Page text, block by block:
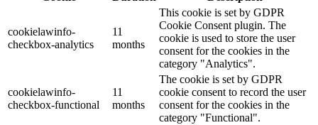
cookielawinfo-
checkbox-analytics
11
months
This cookie is set by GDPR
Cookie Consent plugin. The
cookie is used to store the user
consent for the cookies in the
category "Analytics".
cookielawinfo-
checkbox-functional
11
months
The cookie is set by GDPR
cookie consent to record the user
consent for the cookies in the
category "Functional".